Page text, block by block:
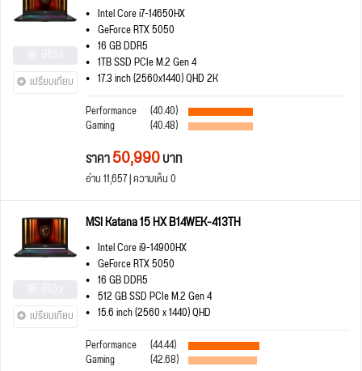
เปรียบเทียบ
Intel Core i7-14650HX
GeForce RTX 5050
16 GB DDR5
1TB SSD PCIe M.2 Gen 4
17.3 inch (2560x1440) QHD 2K
Performance
(40.40)
Gaming (40.48)
ราคา50,990บาท
อ่าน 11,657 | ความเห็น 0
เปรียบเทียบ
MSI Katana 15 HX B14WEK-413TH
Intel Core i9-14900HX
GeForce RTX 5050
16 GB DDR5
512 GB SSD PCIe M.2 Gen 4
15.6 inch (2560 x 1440) QHD
Performance
(44.44)
Gaming (42.68)